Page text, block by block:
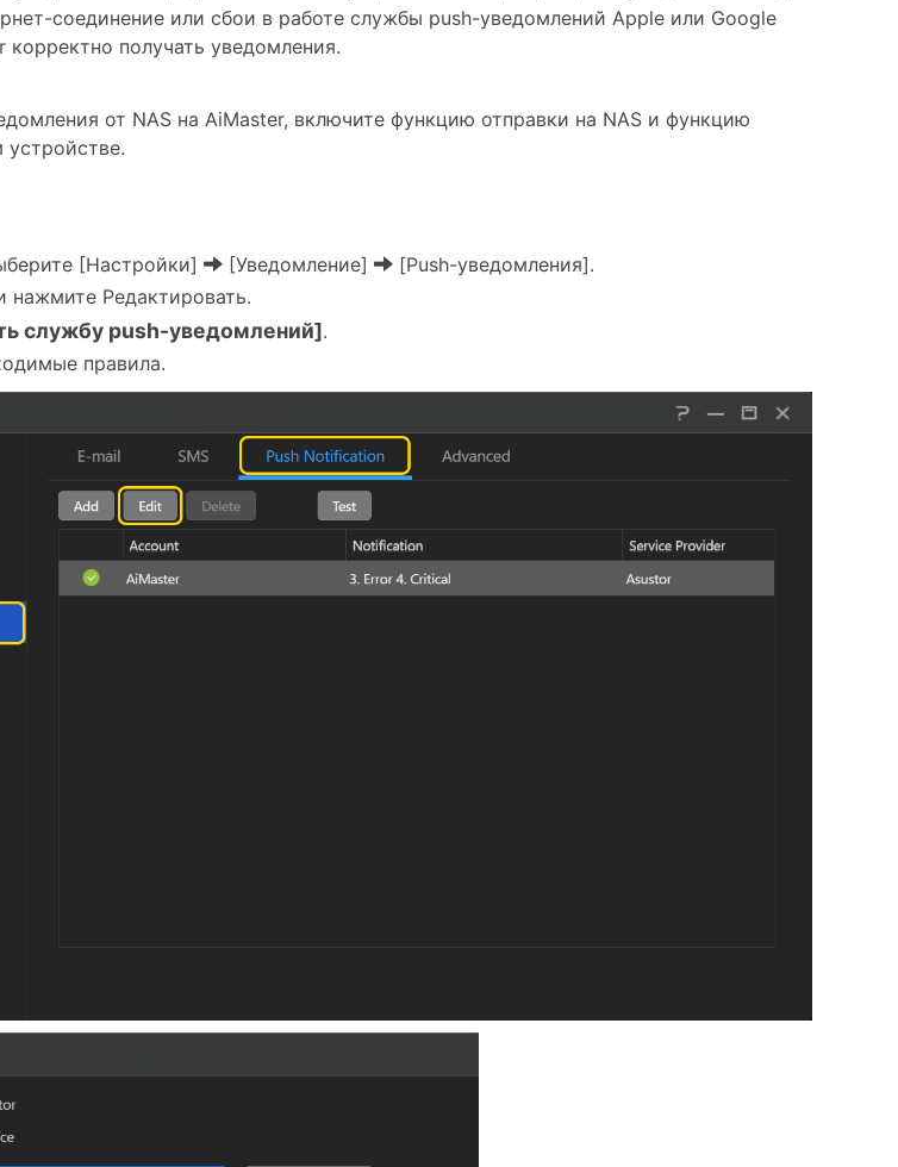
соединение или сбои в работе службы push-уведомлений Apple или Google
получать уведомления.
от NAS на AiMaster, включите функцию отправки на NAS и функцию
[Настройки] [Уведомление]
[Push-уведомления].
нажмите Редактировать.
службу push-уведомлений].
правила.